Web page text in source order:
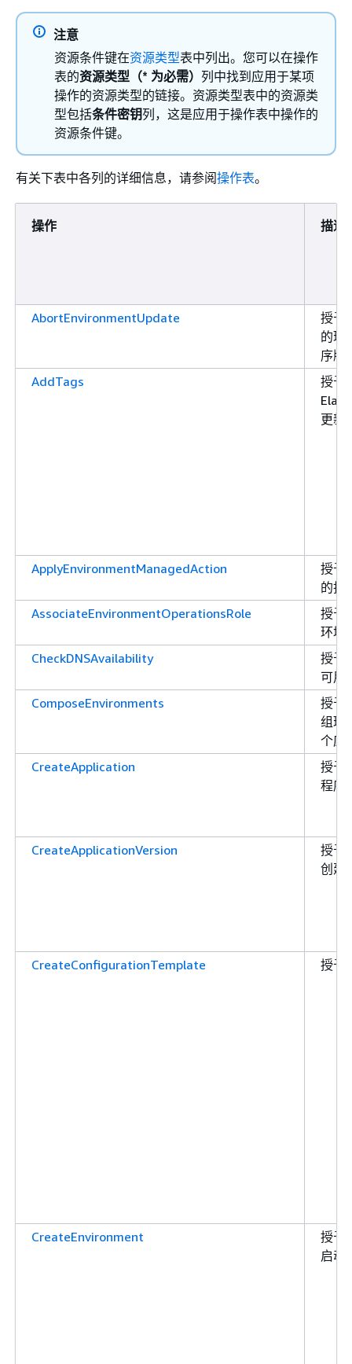
注意
资源条件键在资源类型表中列出。您可以在操作
表的资源类型（* 为必需） 列中找到应用于某项
操作的资源类型的链接。资源类型表中的资源类
型包括条件密钥列，这是应用于操作表中操作的
资源条件键。
有关下表中各列的详细信息，请参阅操作表。
操作 描述
AbortEnvironmentUpdate
授予
的环
序版
AddTags
授予
更新
ApplyEnvironmentManagedAction
授予
的托
AssociateEnvironmentOperationsRole
授予
环境
CheckDNSAvailability
授予
可用
ComposeEnvironments
授予
组环
个应
CreateApplication
授予
程序
CreateApplicationVersion
授予
创建
CreateConfigurationTemplate 授予
CreateEnvironment
授予
启动